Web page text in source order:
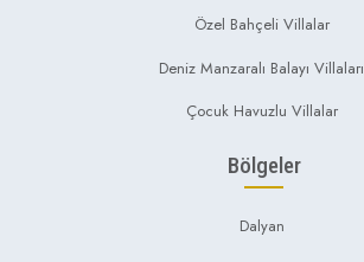
Özel Bahçeli Villalar
Deniz Manzaralı Balayı Villaları
Çocuk Havuzlu Villalar
Bölgeler
Dalyan